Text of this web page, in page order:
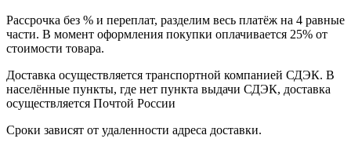
Рассрочка без % и переплат, разделим весь платёж на 4 равные
части. В момент оформления покупки оплачивается 25% от
стоимости товара.
Доставка осуществляется транспортной компанией СДЭК. В
населённые пункты, где нет пункта выдачи СДЭК, доставка
осуществляется Почтой России
Сроки зависят от удаленности адреса доставки.